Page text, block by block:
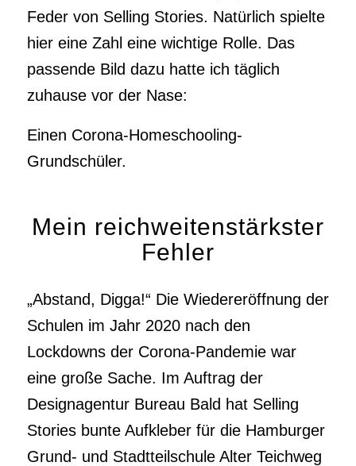
Feder von Selling Stories. Natürlich spielte
hier eine Zahl eine wichtige Rolle. Das
passende Bild dazu hatte ich täglich
zuhause vor der Nase:
Einen Corona-Homeschooling-
Grundschüler.
Mein reichweitenstärkster
Fehler
„Abstand, Digga!“ Die Wiedereröffnung der
Schulen im Jahr 2020 nach den
Lockdowns der Corona-Pandemie war
eine große Sache. Im Auftrag der
Designagentur Bureau Bald hat Selling
Stories bunte Aufkleber für die Hamburger
Grund- und Stadtteilschule Alter Teichweg